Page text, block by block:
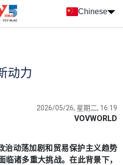
Chinese
动力
2026/05/26, 星期二, 16:19
VOVWORLD
治动荡加剧和贸易保护主义趋势
临诸多重大挑战。在此背景下，